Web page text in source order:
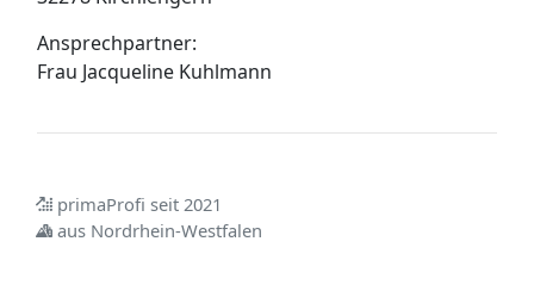
Ansprechpartner:
Frau Jacqueline Kuhlmann
primaProfi seit 2021
aus Nordrhein-Westfalen